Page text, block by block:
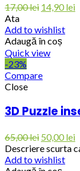
17,00lei 14,90lei
Ata
Add to wishlist
Adaugă în coș
Quick view
-23%
Compare
Close
3D Puzzle
65,00lei 50,00lei
Descriere scurta
Add to wishlist